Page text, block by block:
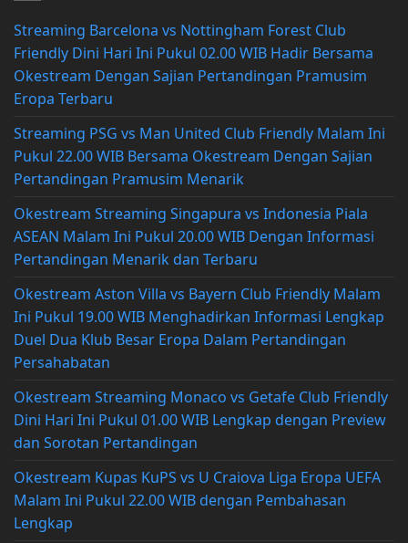
Streaming Barcelona vs Nottingham Forest Club
Friendly Dini Hari Ini Pukul 02.00 WIB Hadir Bersama
Okestream Dengan Sajian Pertandingan Pramusim
Eropa Terbaru
Streaming PSG vs Man United Club Friendly Malam Ini
Pukul 22.00 WIB Bersama Okestream Dengan Sajian
Pertandingan Pramusim Menarik
Okestream Streaming Singapura vs Indonesia Piala
ASEAN Malam Ini Pukul 20.00 WIB Dengan Informasi
Pertandingan Menarik dan Terbaru
Okestream Aston Villa vs Bayern Club Friendly Malam
Ini Pukul 19.00 WIB Menghadirkan Informasi Lengkap
Duel Dua Klub Besar Eropa Dalam Pertandingan
Persahabatan
Okestream Streaming Monaco vs Getafe Club Friendly
Dini Hari Ini Pukul 01.00 WIB Lengkap dengan Preview
dan Sorotan Pertandingan
Okestream Kupas KuPS vs U Craiova Liga Eropa UEFA
Malam Ini Pukul 22.00 WIB dengan Pembahasan
Lengkap